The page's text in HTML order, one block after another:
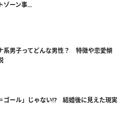
ゾーン事...
系男子ってどんな男性？ 特徴や恋愛傾
ゴール」じゃない⁉ 結婚後に見えた現実